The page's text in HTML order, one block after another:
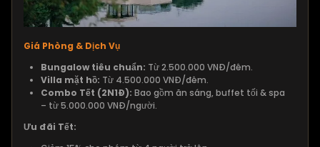
Giá Phòng & Dịch Vụ
Bungalow tiêu chuẩn: Từ 2.500.000 VNĐ/đêm.
Villa mặt hồ: Từ 4.500.000 VNĐ/đêm.
Combo Tết (2N1Đ): Bao gồm ăn sáng, buffet tối & spa
– từ 5.000.000 VNĐ/người.
Ưu đãi Tết: